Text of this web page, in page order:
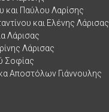
και Παύλου Λαρίσης
και Ελένης Λάρισας
Λάρισας
Λάρισας
Σοφίας
Αποστόλων Γιάννουλης